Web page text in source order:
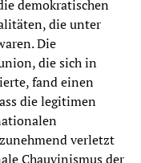
demokratischen
die unter
Die
die sich in
fand einen
die legitimen
verletzt
Chauvinismus der